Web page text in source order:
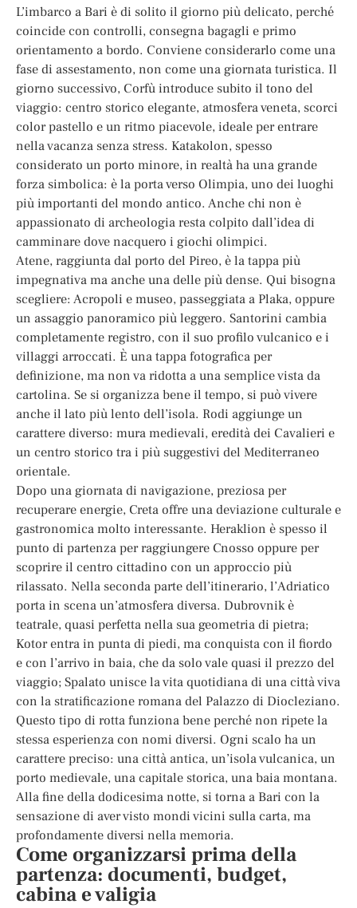
L’imbarco a Bari è di solito il giorno più delicato, perché
coincide con controlli, consegna bagagli e primo
orientamento a bordo. Conviene considerarlo come una
fase di assestamento, non come una giornata turistica. Il
giorno successivo, Corfù introduce subito il tono del
viaggio: centro storico elegante, atmosfera veneta, scorci
color pastello e un ritmo piacevole, ideale per entrare
nella vacanza senza stress. Katakolon, spesso
considerato un porto minore, in realtà ha una grande
forza simbolica: è la porta verso Olimpia, uno dei luoghi
più importanti del mondo antico. Anche chi non è
appassionato di archeologia resta colpito dall’idea di
camminare dove nacquero i giochi olimpici.
Atene, raggiunta dal porto del Pireo, è la tappa più
impegnativa ma anche una delle più dense. Qui bisogna
scegliere: Acropoli e museo, passeggiata a Plaka, oppure
un assaggio panoramico più leggero. Santorini cambia
completamente registro, con il suo profilo vulcanico e i
villaggi arroccati. È una tappa fotografica per
definizione, ma non va ridotta a una semplice vista da
cartolina. Se si organizza bene il tempo, si può vivere
anche il lato più lento dell’isola. Rodi aggiunge un
carattere diverso: mura medievali, eredità dei Cavalieri e
un centro storico tra i più suggestivi del Mediterraneo
orientale.
Dopo una giornata di navigazione, preziosa per
recuperare energie, Creta offre una deviazione culturale e
gastronomica molto interessante. Heraklion è spesso il
punto di partenza per raggiungere Cnosso oppure per
scoprire il centro cittadino con un approccio più
rilassato. Nella seconda parte dell’itinerario, l’Adriatico
porta in scena un’atmosfera diversa. Dubrovnik è
teatrale, quasi perfetta nella sua geometria di pietra;
Kotor entra in punta di piedi, ma conquista con il fiordo
e con l’arrivo in baia, che da solo vale quasi il prezzo del
viaggio; Spalato unisce la vita quotidiana di una città viva
con la stratificazione romana del Palazzo di Diocleziano.
Questo tipo di rotta funziona bene perché non ripete la
stessa esperienza con nomi diversi. Ogni scalo ha un
carattere preciso: una città antica, un’isola vulcanica, un
porto medievale, una capitale storica, una baia montana.
Alla fine della dodicesima notte, si torna a Bari con la
sensazione di aver visto mondi vicini sulla carta, ma
profondamente diversi nella memoria.
Come organizzarsi prima della
partenza: documenti, budget,
cabina e valigia